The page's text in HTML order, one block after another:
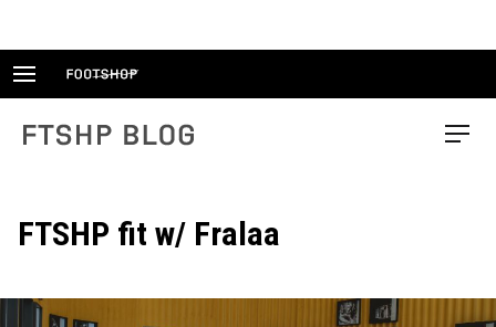
FTSHP blog Menu
FTSHP fit w/ Fralaa